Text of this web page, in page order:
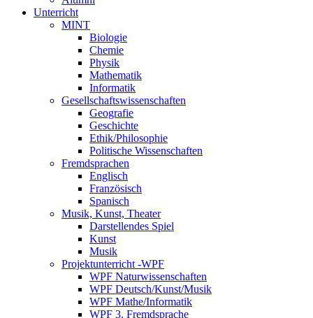
Unterricht
MINT
Biologie
Chemie
Physik
Mathematik
Informatik
Gesellschaftswissenschaften
Geografie
Geschichte
Ethik/Philosophie
Politische Wissenschaften
Fremdsprachen
Englisch
Französisch
Spanisch
Musik, Kunst, Theater
Darstellendes Spiel
Kunst
Musik
Projektunterricht -WPF
WPF Naturwissenschaften
WPF Deutsch/Kunst/Musik
WPF Mathe/Informatik
WPF 3. Fremdsprache